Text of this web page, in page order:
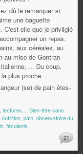
dû le remarquer si
une baguette
C'est elle que je privilgié
un repas.
aux céréales, au
au miso de Gontran
... Du coup,
plus proche.
(se) de pain êtes-
lectures... Bien-être sans
nutrition pain observatoire du
féculents
21